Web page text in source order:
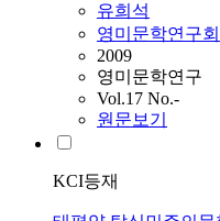
유희석
영미문학연구회
2009
영미문학연구
Vol.17 No.-
원문보기
KCI등재